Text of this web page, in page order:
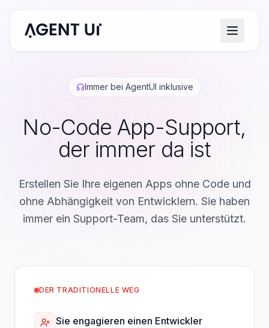
Immer bei AgentUI inklusive
No-Code App-Support,
der immer da ist
Erstellen Sie Ihre eigenen Apps ohne Code und
ohne Abhängigkeit von Entwicklern. Sie haben
immer ein Support-Team, das Sie unterstützt.
DER TRADITIONELLE WEG
Sie engagieren einen Entwickler